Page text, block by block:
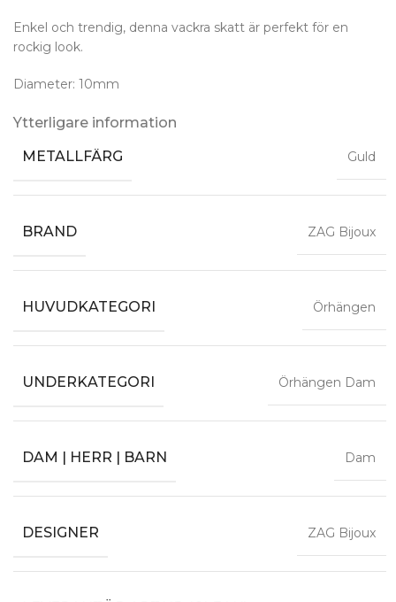
Enkel och trendig, denna vackra skatt är perfekt för en
rockig look.
Diameter: 10mm
Ytterligare information
METALLFÄRG
Guld
BRAND ZAG Bijoux
HUVUDKATEGORI Örhängen
UNDERKATEGORI Örhängen Dam
DAM | HERR | BARN Dam
DESIGNER ZAG Bijoux